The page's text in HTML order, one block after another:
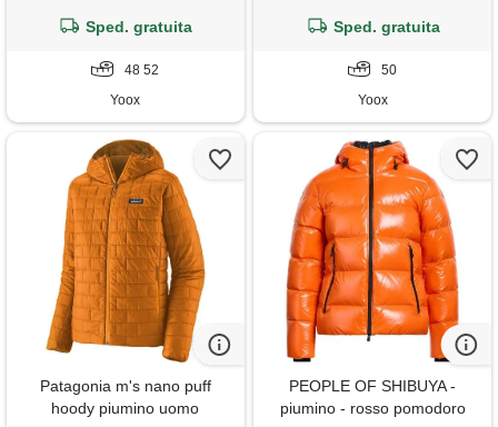
Sped. gratuita
48 52
Yoox
Sped. gratuita
50
Yoox
Patagonia m's nano puff
hoody piumino uomo
PEOPLE OF SHIBUYA -
piumino - rosso pomodoro